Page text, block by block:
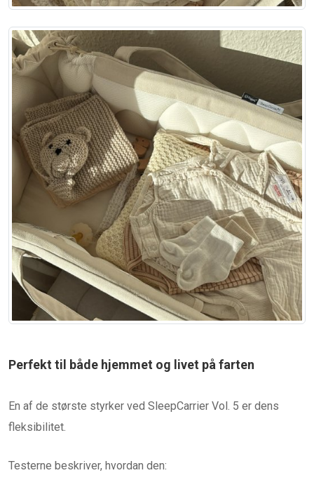
Perfekt til både hjemmet og livet på farten
En af de største styrker ved SleepCarrier Vol. 5 er dens
fleksibilitet.
Testerne beskriver, hvordan den: